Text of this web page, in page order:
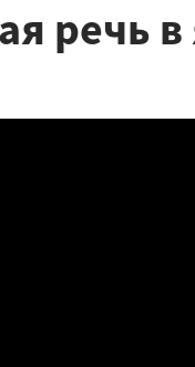
речь